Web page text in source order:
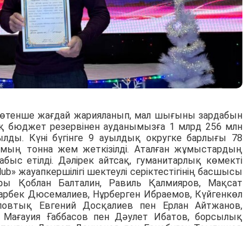
жағдай жарияланып, мал шығыны зардабын
резервінен ауданымызға 1 млрд 256 млн
Күні бүгінге 9 ауылдық округке барлығы 78
тонна жем жеткізілді. Аталған жұмыстардың
етілді. Дәлірек айтсақ, гуманитарлық көмекті
жауапкершілігі шектеулі серіктестігінің басшысы
Қоблан Балталин, Равиль Қалмияров, Мақсат
Дюсемалиев, Нұрберген Ибраемов, Күйгенкөл
Евгений Досқалиев пен Ерлан Айтжанов,
Ғаббасов пен Дәулет Ибатов, борсылық